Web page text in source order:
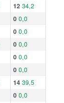
12 34,2
0 0,0
0 0,0
0 0,0
0 0,0
0 0,0
14 39,5
0 0,0